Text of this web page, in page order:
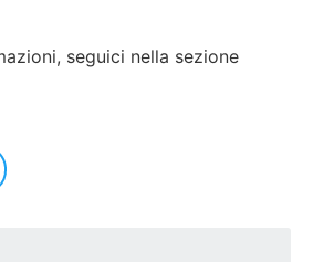
seguici nella sezione